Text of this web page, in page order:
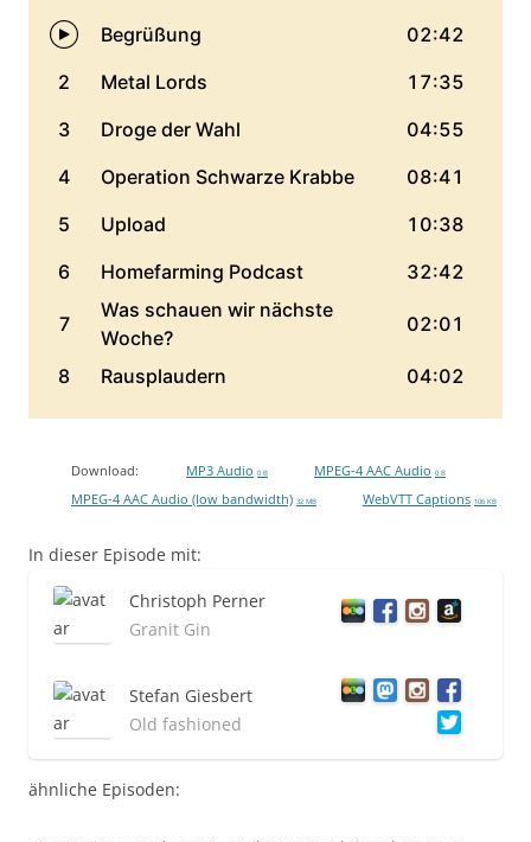
Download: MP3 Audio 0 B MPEG-4 AAC Audio 0 B
MPEG-4 AAC Audio (low bandwidth) 32 MB WebVTT Captions 106 KB
In dieser Episode mit:
Christoph Perner
Granit Gin
Stefan Giesbert
Old fashioned
ähnliche Episoden: